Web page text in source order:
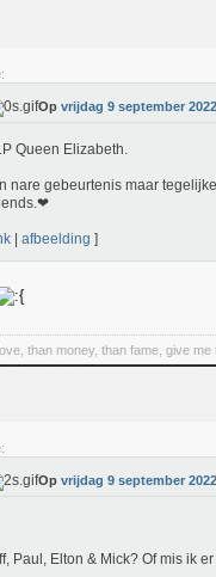
Op vrijdag 9 september
Queen Elizabeth.
nare gebeurtenis maar
afbeelding ]
than money, than fame, give me
Op vrijdag 9 september
Paul, Elton & Mick? Of mis ik